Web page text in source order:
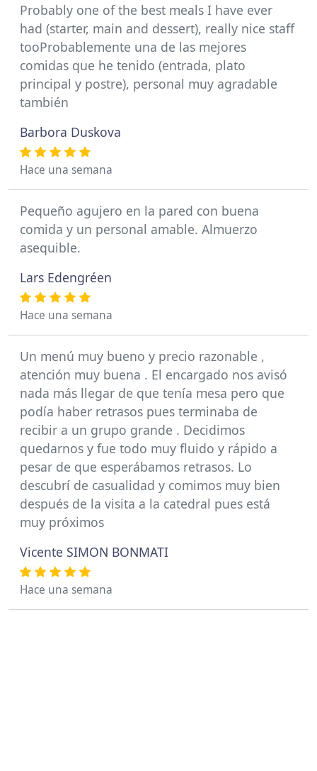
Probably one of the best meals I have ever
had (starter, main and dessert), really nice staff
tooProbablemente una de las mejores
comidas que he tenido (entrada, plato
principal y postre), personal muy agradable
también
Barbora Duskova
Hace una semana
Pequeño agujero en la pared con buena
comida y un personal amable. Almuerzo
asequible.
Lars Edengréen
Hace una semana
Un menú muy bueno y precio razonable ,
atención muy buena . El encargado nos avisó
nada más llegar de que tenía mesa pero que
podía haber retrasos pues terminaba de
recibir a un grupo grande . Decidimos
quedarnos y fue todo muy fluido y rápido a
pesar de que esperábamos retrasos. Lo
descubrí de casualidad y comimos muy bien
después de la visita a la catedral pues está
muy próximos
Vicente SIMON BONMATI
Hace una semana